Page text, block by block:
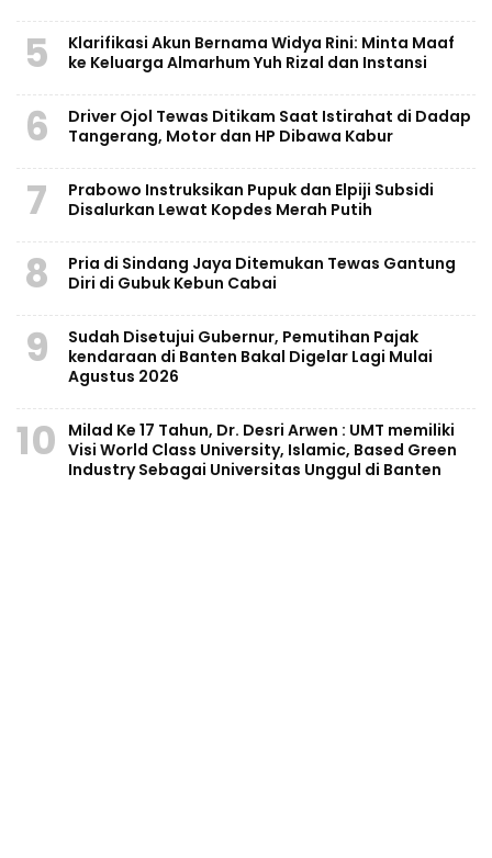
5
Klarifikasi Akun Bernama Widya Rini: Minta Maaf
ke Keluarga Almarhum Yuh Rizal dan Instansi
6
Driver Ojol Tewas Ditikam Saat Istirahat di Dadap
Tangerang, Motor dan HP Dibawa Kabur
7
Prabowo Instruksikan Pupuk dan Elpiji Subsidi
Disalurkan Lewat Kopdes Merah Putih
8
Pria di Sindang Jaya Ditemukan Tewas Gantung
Diri di Gubuk Kebun Cabai
9
Sudah Disetujui Gubernur, Pemutihan Pajak
kendaraan di Banten Bakal Digelar Lagi Mulai
Agustus 2026
10
Milad Ke 17 Tahun, Dr. Desri Arwen : UMT memiliki
Visi World Class University, Islamic, Based Green
Industry Sebagai Universitas Unggul di Banten